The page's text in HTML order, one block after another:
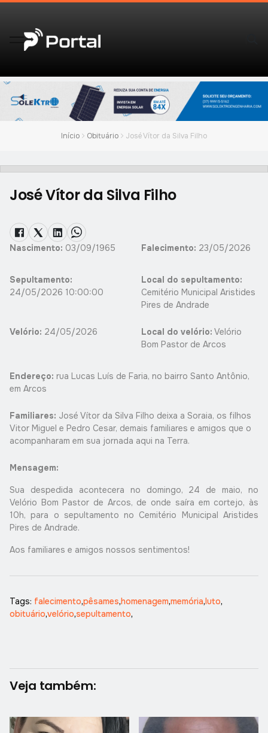
Início Obituário José Vítor da Silva Filho
José Vítor da Silva Filho
Nascimento: 03/09/1965 Falecimento: 23/05/2026
Sepultamento:
24/05/2026 10:00:00
Local do sepultamento:
Cemitério Municipal Aristides
Pires de Andrade
Velório: 24/05/2026 Local do velório: Velório
Bom Pastor de Arcos
Endereço: rua Lucas Luís de Faria, no bairro Santo Antônio,
em Arcos
Familiares: José Vítor da Silva Filho deixa a Soraia, os filhos
Vitor Miguel e Pedro Cesar, demais familiares e amigos que o
acompanharam em sua jornada aqui na Terra.
Mensagem:
Sua despedida acontecera no domingo, 24 de maio, no
Velório Bom Pastor de Arcos, de onde saíra em cortejo, às
10h, para o sepultamento no Cemitério Municipal Aristides
Pires de Andrade.
Aos familiares e amigos nossos sentimentos!
Tags: falecimento,pêsames,homenagem,memória,luto,
obituário,velório,sepultamento,
Veja também: